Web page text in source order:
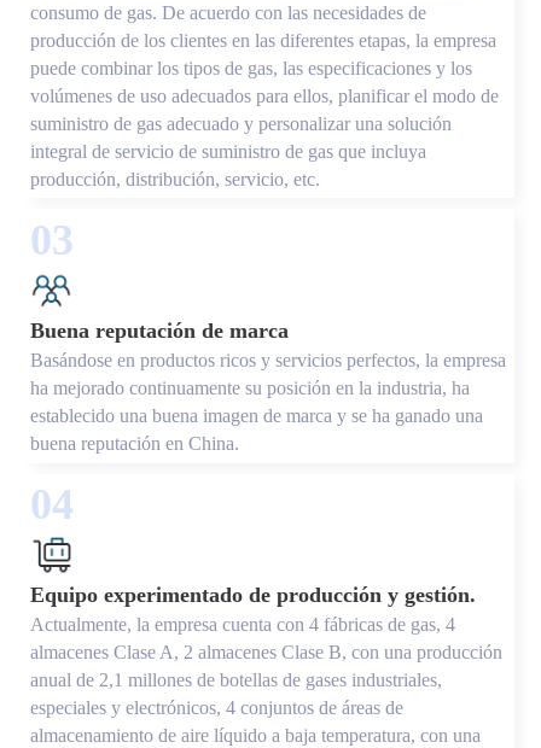
consumo de gas. De acuerdo con las necesidades de
producción de los clientes en las diferentes etapas, la empresa
puede combinar los tipos de gas, las especificaciones y los
volúmenes de uso adecuados para ellos, planificar el modo de
suministro de gas adecuado y personalizar una solución
integral de servicio de suministro de gas que incluya
producción, distribución, servicio, etc.
03
Buena reputación de marca
Basándose en productos ricos y servicios perfectos, la empresa
ha mejorado continuamente su posición en la industria, ha
establecido una buena imagen de marca y se ha ganado una
buena reputación en China.
04
Equipo experimentado de producción y gestión.
Actualmente, la empresa cuenta con 4 fábricas de gas, 4
almacenes Clase A, 2 almacenes Clase B, con una producción
anual de 2,1 millones de botellas de gases industriales,
especiales y electrónicos, 4 conjuntos de áreas de
almacenamiento de aire líquido a baja temperatura, con una